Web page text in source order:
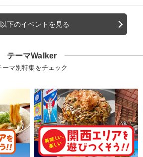
下のイベントを見る
テーマWalker
ーマ別特集をチェック